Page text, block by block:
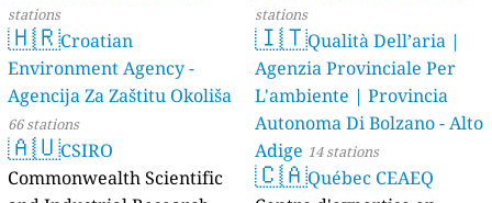
stations
🇭🇷Croatian
Environment Agency -
Agencija Za Zaštitu Okoliša
66 stations
🇦🇺CSIRO
Commonwealth Scientific
stations
🇮🇹Qualità Dell’aria |
Agenzia Provinciale Per
L'ambiente | Provincia
Autonoma Di Bolzano - Alto
Adige 14 stations
🇨🇦Québec CEAEQ